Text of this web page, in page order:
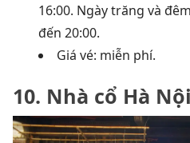
16:00. Ngày trăng và
đến 20:00.
Giá vé: miễn phí.
10. Nhà cổ Hà Nội